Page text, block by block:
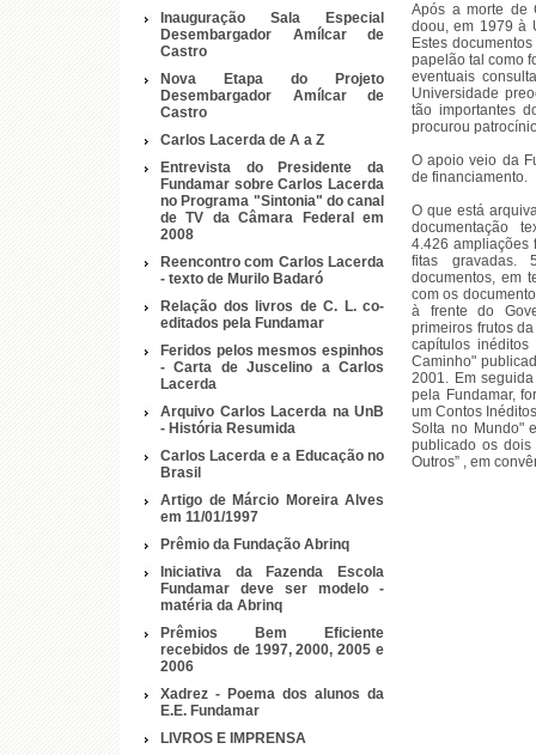
Inauguração Sala Especial
Desembargador Amílcar de
Castro
Nova Etapa do Projeto
Desembargador Amílcar de
Castro
Carlos Lacerda de A a Z
Entrevista do Presidente da
Fundamar sobre Carlos Lacerda
no Programa "Sintonia" do canal
de TV da Câmara Federal em
2008
Reencontro com Carlos Lacerda
- texto de Murilo Badaró
Relação dos livros de C. L. co-
editados pela Fundamar
Feridos pelos mesmos espinhos
- Carta de Juscelino a Carlos
Lacerda
Arquivo Carlos Lacerda na UnB
- História Resumida
Carlos Lacerda e a Educação no
Brasil
Artigo de Márcio Moreira Alves
em 11/01/1997
Prêmio da Fundação Abrinq
Iniciativa da Fazenda Escola
Fundamar deve ser modelo -
matéria da Abrinq
Prêmios Bem Eficiente
recebidos de 1997, 2000, 2005 e
2006
Xadrez - Poema dos alunos da
E.E. Fundamar
LIVROS E IMPRENSA
Após a morte de
doou, em 1979 à
Estes
papelão tal como
eventuais
Universidade
tão importantes
procurou
O apoio veio da
de financiamento.
O que está
documentação
4.426 ampliações
fitas gravadas.
documentos, em
com os
à frente do
primeiros frutos
capítulos
Caminho"
2001. Em
pela Fundamar,
um Contos
Solta no Mundo"
publicado os
Outros” , em